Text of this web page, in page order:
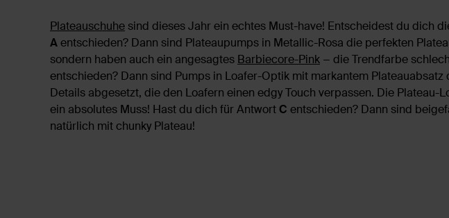
Plateauschuhe sind dieses Jahr ein echtes Must-have! Entscheidest du dich
Aentschieden? Dann sind Plateaupumps in Metallic-Rosa die perfekten
sondern haben auch ein angesagtes Barbiecore-Pink − die Trendfarbe
entschieden? Dann sind Pumps in Loafer-Optik mit markantem
Details abgesetzt, die den Loafern einen edgy Touch verpassen. Die
ein absolutes Muss! Hast du dich für Antwort C entschieden? Dann sind
natürlich mit chunky Plateau!